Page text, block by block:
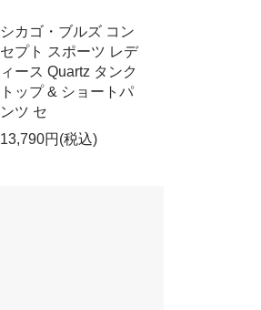
シカゴ・ブルズ コン
セプト スポーツ レデ
ィース Quartz タンク
トップ & ショートパ
ンツ セ
13,790円(税込)